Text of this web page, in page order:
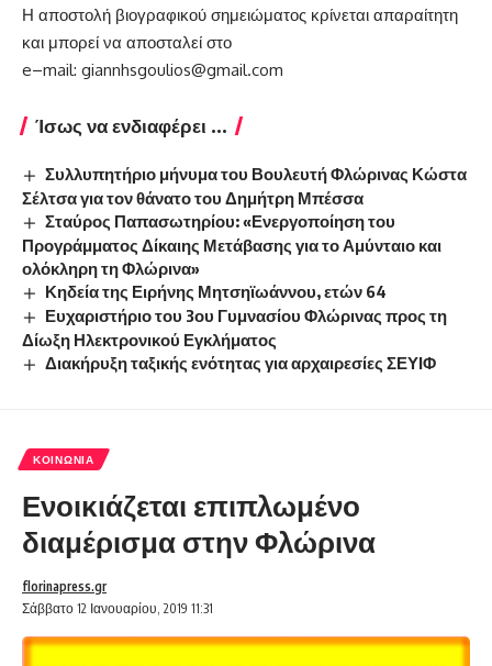
Η αποστολή βιογραφικού σημειώματος κρίνεται απαραίτητη
και μπορεί να αποσταλεί στο
e–mail: giannhsgoulios@gmail.com
Ίσως να ενδιαφέρει ...
Συλλυπητήριο μήνυμα του Βουλευτή Φλώρινας Κώστα
Σέλτσα για τον θάνατο του Δημήτρη Μπέσσα
Σταύρος Παπασωτηρίου: «Ενεργοποίηση του
Προγράμματος Δίκαιης Μετάβασης για το Αμύνταιο και
ολόκληρη τη Φλώρινα»
Κηδεία της Ειρήνης Μητσηϊωάννου, ετών 64
Ευχαριστήριο του 3ου Γυμνασίου Φλώρινας προς τη
Δίωξη Ηλεκτρονικού Εγκλήματος
Διακήρυξη ταξικής ενότητας για αρχαιρεσίες ΣΕΥΙΦ
ΚΟΙΝΩΝΊΑ
Ενοικιάζεται επιπλωμένο
διαμέρισμα στην Φλώρινα
Σάββατο 12 Ιανουαρίου, 2019 11:31
florinapress.gr